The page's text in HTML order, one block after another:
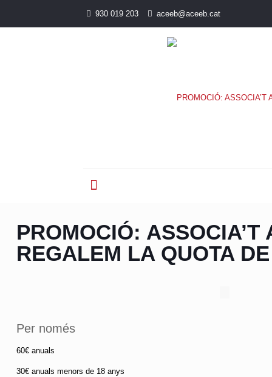
930 019 203 aceeb@aceeb.cat
PROMOCIÓ: ASSOCIA’T
REGALEM LA QUOTA
Per només
60€ anuals
30€ anuals menors de 18 anys